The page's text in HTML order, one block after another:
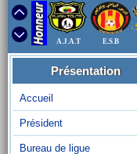
A.J.A.T E.S.B
Présentation
Accueil
Président
Bureau de ligue